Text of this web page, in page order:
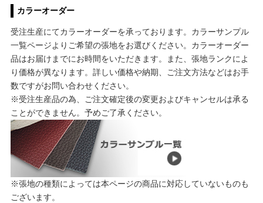
カラーオーダー
受注生産にてカラーオーダーを承っております。カラーサンプル
一覧ページよりご希望の張地をお選びください。カラーオーダー
品はお届けまでにお時間をいただきます。また、張地ランクによ
り価格が異なります。詳しい価格や納期、ご注文方法などはお手
数ですがお問い合わせください。
※受注生産品の為、ご注文確定後の変更およびキャンセルは承る
ことができません。予めご了承ください。
※張地の種類によっては本ページの商品に対応していないものも
ございます。